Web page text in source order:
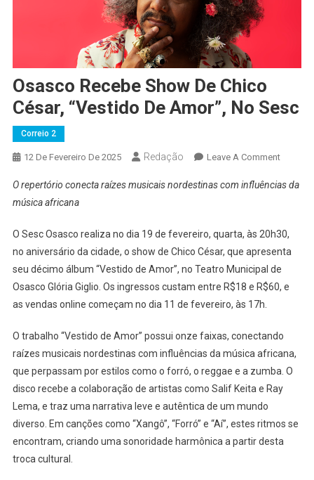
Osasco Recebe Show De Chico
César, “Vestido De Amor”, No Sesc
Correio 2
12 De Fevereiro De 2025 Redação Leave A CommentOn
Recebe
Chico
César,
“Vestido
De
Sesc
O repertório conecta raízes musicais nordestinas com influências da
música africana
O Sesc Osasco realiza no dia 19 de fevereiro, quarta, às 20h30,
no aniversário da cidade, o show de Chico César, que apresenta
seu décimo álbum “Vestido de Amor”, no Teatro Municipal de
Osasco Glória Giglio. Os ingressos custam entre R$18 e R$60, e
as vendas online começam no dia 11 de fevereiro, às 17h.
O trabalho “Vestido de Amor” possui onze faixas, conectando
raízes musicais nordestinas com influências da música africana,
que perpassam por estilos como o forró, o reggae e a zumba. O
disco recebe a colaboração de artistas como Salif Keita e Ray
Lema, e traz uma narrativa leve e autêntica de um mundo
diverso. Em canções como “Xangô”, “Forró” e “Aí”, estes ritmos se
encontram, criando uma sonoridade harmônica a partir desta
troca cultural.